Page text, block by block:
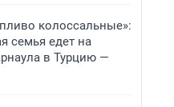
колоссальные»:
семья едет на
в Турцию —